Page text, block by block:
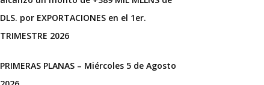
DLS. por EXPORTACIONES en el 1er.
TRIMESTRE 2026
PRIMERAS PLANAS – Miércoles 5 de Agosto